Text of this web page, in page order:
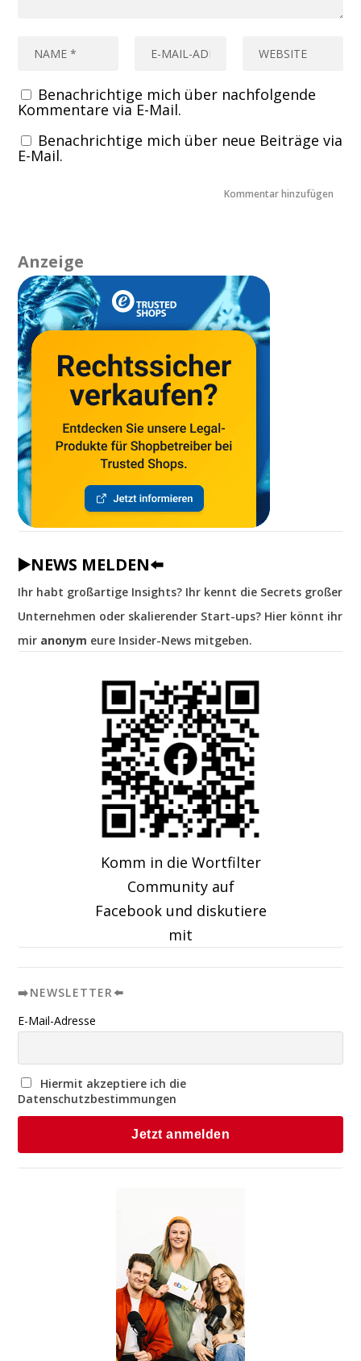
Benachrichtige mich über nachfolgende
Kommentare via E-Mail.
Benachrichtige mich über neue Beiträge via
E-Mail.
Anzeige
▶️NEWS MELDEN⬅️
Ihr habt großartige Insights? Ihr kennt die Secrets großer
Unternehmen oder skalierender Start-ups? Hier könnt ihr
mir anonym eure Insider-News mitgeben.
Komm in die Wortfilter
Community auf
Facebook und diskutiere
mit
➡️NEWSLETTER⬅️
E-Mail-Adresse
Hiermit akzeptiere ich die
Datenschutzbestimmungen